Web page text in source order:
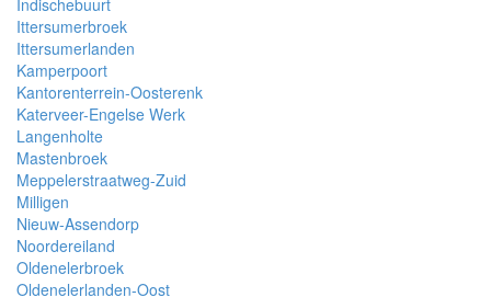
Ittersumerbroek
Ittersumerlanden
Kamperpoort
Kantorenterrein-Oosterenk
Katerveer-Engelse Werk
Langenholte
Mastenbroek
Meppelerstraatweg-Zuid
Milligen
Nieuw-Assendorp
Noordereiland
Oldenelerbroek
Oldenelerlanden-Oost